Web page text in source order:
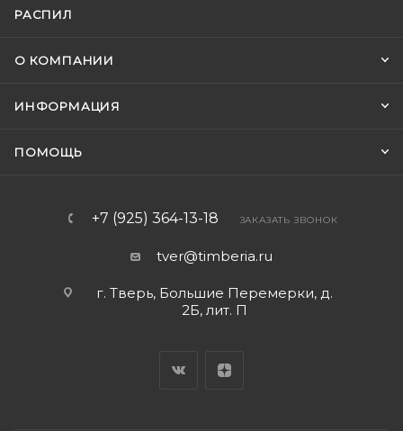
РАСПИЛ
О КОМПАНИИ
ИНФОРМАЦИЯ
ПОМОЩЬ
+7 (925) 364-13-18 ЗАКАЗАТЬ ЗВОНОК
tver@timberia.ru
г. Тверь, Большие Перемерки, д.
2Б, лит. П